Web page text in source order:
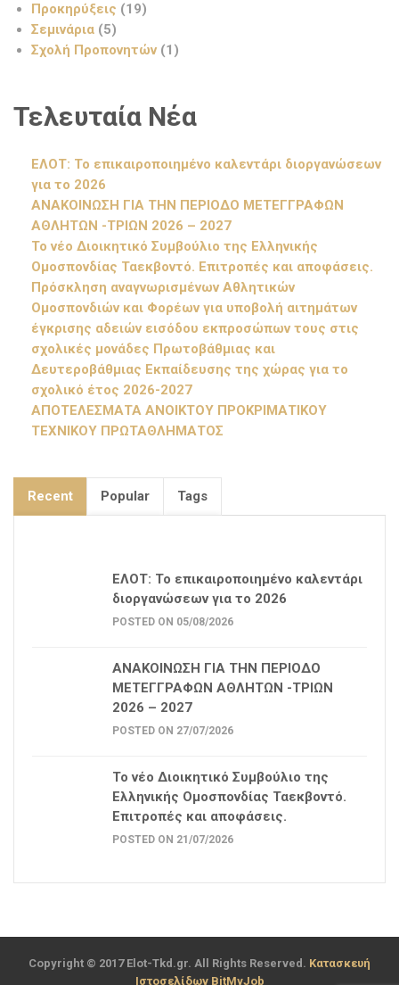
Προκηρύξεις (19)
Σεμινάρια (5)
Σχολή Προπονητών (1)
Τελευταία Νέα
ΕΛΟΤ: Το επικαιροποιημένο καλεντάρι διοργανώσεων
για το 2026
ΑΝΑΚΟΙΝΩΣΗ ΓΙΑ ΤΗΝ ΠΕΡΙΟΔΟ ΜΕΤΕΓΓΡΑΦΩΝ
ΑΘΛΗΤΩΝ -ΤΡΙΩΝ 2026 – 2027
Το νέο Διοικητικό Συμβούλιο της Ελληνικής
Ομοσπονδίας Ταεκβοντό. Επιτροπές και αποφάσεις.
Πρόσκληση αναγνωρισμένων Αθλητικών
Ομοσπονδιών και Φορέων για υποβολή αιτημάτων
έγκρισης αδειών εισόδου εκπροσώπων τους στις
σχολικές μονάδες Πρωτοβάθμιας και
Δευτεροβάθμιας Εκπαίδευσης της χώρας για το
σχολικό έτος 2026-2027
ΑΠΟΤΕΛΕΣΜΑΤΑ ΑΝΟΙΚΤΟΥ ΠΡΟΚΡΙΜΑΤΙΚΟΥ
ΤΕΧΝΙΚΟΥ ΠΡΩΤΑΘΛΗΜΑΤΟΣ
Recent Popular Tags
ΕΛΟΤ: Το επικαιροποιημένο καλεντάρι
διοργανώσεων για το 2026
POSTED ON 05/08/2026
ΑΝΑΚΟΙΝΩΣΗ ΓΙΑ ΤΗΝ ΠΕΡΙΟΔΟ
ΜΕΤΕΓΓΡΑΦΩΝ ΑΘΛΗΤΩΝ -ΤΡΙΩΝ
2026 – 2027
POSTED ON 27/07/2026
Το νέο Διοικητικό Συμβούλιο της
Ελληνικής Ομοσπονδίας Ταεκβοντό.
Επιτροπές και αποφάσεις.
POSTED ON 21/07/2026
Copyright © 2017 Elot-Tkd.gr. All Rights Reserved. Κατασκευή
Ιστοσελίδων BitMyJob